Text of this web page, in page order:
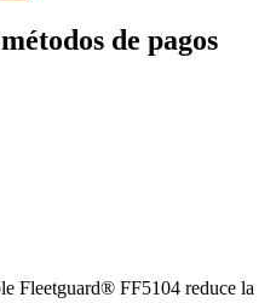
de pagos
Fleetguard® FF5104 reduce la